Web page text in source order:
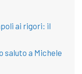
ai rigori: il
saluto a Michele